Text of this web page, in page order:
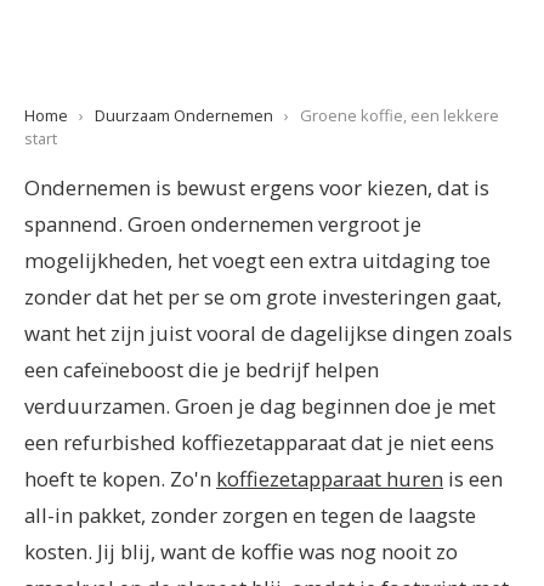
Home › Duurzaam Ondernemen ›
Groene koffie, een lekkere
start
Ondernemen is bewust ergens voor kiezen, dat is
spannend. Groen ondernemen vergroot je
mogelijkheden, het voegt een extra uitdaging toe
zonder dat het per se om grote investeringen gaat,
want het zijn juist vooral de dagelijkse dingen zoals
een cafeïneboost die je bedrijf helpen
verduurzamen. Groen je dag beginnen doe je met
een refurbished koffiezetapparaat dat je niet eens
hoeft te kopen. Zo'n koffiezetapparaat huren is een
all-in pakket, zonder zorgen en tegen de laagste
kosten. Jij blij, want de koffie was nog nooit zo